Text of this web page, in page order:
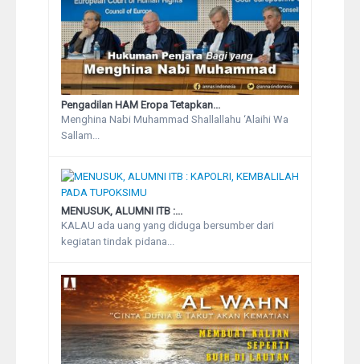
Pengadilan HAM Eropa Tetapkan...
Menghina Nabi Muhammad Shallallahu ‘Alaihi Wa
Sallam...
MENUSUK, ALUMNI ITB :...
KALAU ada uang yang diduga bersumber dari
kegiatan tindak pidana...